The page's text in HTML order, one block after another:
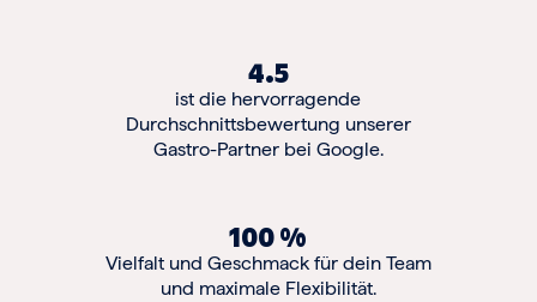
4.5
ist die hervorragende
Durchschnittsbewertung unserer
Gastro-Partner bei Google.
100 %
Vielfalt und Geschmack für dein Team
und maximale Flexibilität.